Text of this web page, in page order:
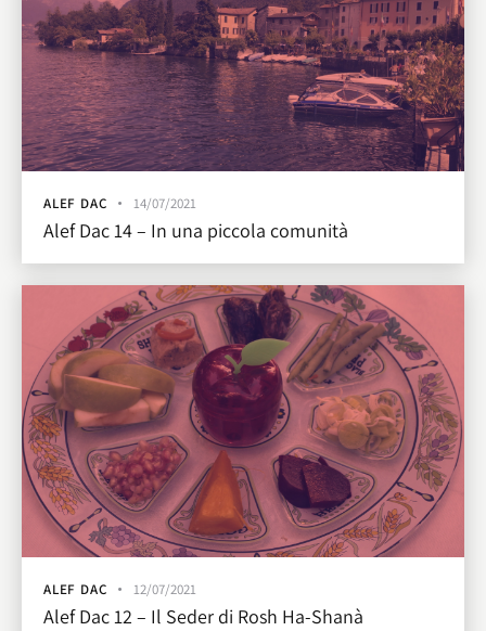
ALEF DAC 14/07/2021
Alef Dac 14 – In una piccola comunità
ALEF DAC 12/07/2021
Alef Dac 12 – Il Seder di Rosh Ha-Shanà